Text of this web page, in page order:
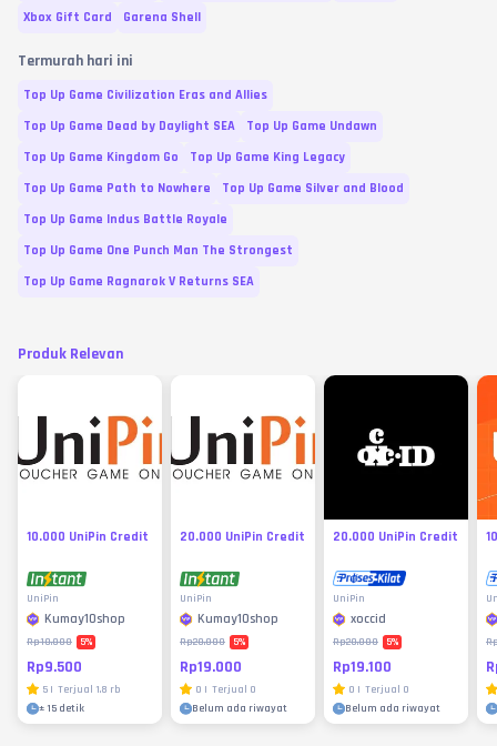
Xbox Gift Card
Garena Shell
Termurah hari ini
Top Up Game Civilization Eras and Allies
Top Up Game Dead by Daylight SEA
Top Up Game Undawn
Top Up Game Kingdom Go
Top Up Game King Legacy
Top Up Game Path to Nowhere
Top Up Game Silver and Blood
Top Up Game Indus Battle Royale
Top Up Game One Punch Man The Strongest
Top Up Game Ragnarok V Returns SEA
Produk Relevan
10.000 UniPin Credit
UniPin
Kumay10shop
Rp10.000 5%
Rp9.500
5 | Terjual 1.8 rb
±15 detik
20.000 UniPin Credit
UniPin
Kumay10shop
Rp20.000 5%
Rp19.000
0 | Terjual 0
Belum ada riwayat
20.000 UniPin Credit
UniPin
xoccid
Rp20.000 5%
Rp19.100
0 | Terjual 0
Belum ada riwayat